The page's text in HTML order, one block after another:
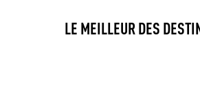
LE MEILLEUR DES